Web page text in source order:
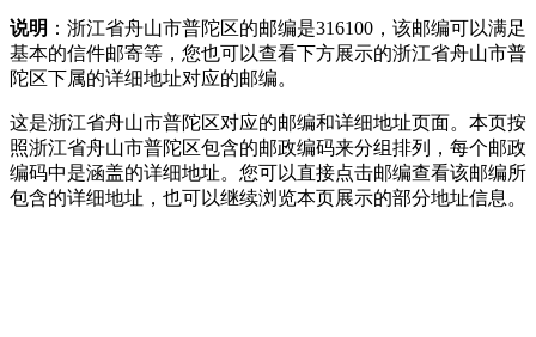
说明 ：浙江省舟山市普陀区的邮编是316100，该邮编可以满足
基本的信件邮寄等，您也可以查看下方展示的浙江省舟山市普
陀区下属的详细地址对应的邮编。
这是浙江省舟山市普陀区对应的邮编和详细地址页面。本页按
照浙江省舟山市普陀区包含的邮政编码来分组排列，每个邮政
编码中是涵盖的详细地址。您可以直接点击邮编查看该邮编所
包含的详细地址，也可以继续浏览本页展示的部分地址信息。